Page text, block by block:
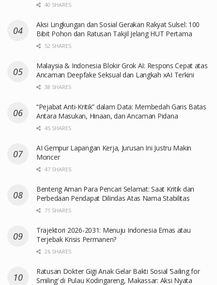
40 SHARES
Aksi Lingkungan dan Sosial Gerakan Rakyat Sulsel: 100
Bibit Pohon dan Ratusan Takjil Jelang HUT Pertama
52 SHARES
Malaysia & Indonesia Blokir Grok AI: Respons Cepat atas
Ancaman Deepfake Seksual dan Langkah xAI Terkini
38 SHARES
“Pejabat Anti-Kritik” dalam Data: Membedah Garis Batas
Antara Masukan, Hinaan, dan Ancaman Pidana
45 SHARES
AI Gempur Lapangan Kerja, Jurusan Ini Justru Makin
Moncer
47 SHARES
Benteng Aman Para Pencari Selamat: Saat Kritik dan
Perbedaan Pendapat Dilindas Atas Nama Stabilitas
71 SHARES
Trajektori 2026-2031: Menuju Indonesia Emas atau
Terjebak Krisis Permanen?
26 SHARES
Ratusan Dokter Gigi Anak Gelar Bakti Sosial ‘Sailing for
Smiling’ di Pulau Kodingareng, Makassar: Aksi Nyata